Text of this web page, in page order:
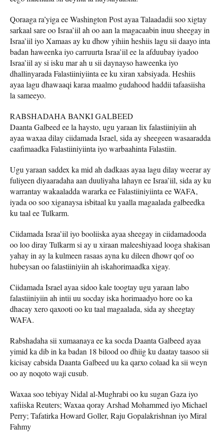
Qoraaga ra’yiga ee Washington Post ayaa Talaadadii soo xigtay
sarkaal sare oo Israa’iil ah oo aan la magacaabin inuu sheegay in
Israa’iil iyo Xamaas ay ku dhow yihiin heshiis lagu sii daayo inta
badan haweenka iyo carruurta Israa’iil ee la afduubay iyadoo
Israa’iil ay si isku mar ah u sii daynayso haweenka iyo
dhallinyarada Falastiiniyiinta ee ku xiran xabsiyada. Heshiis
ayaa lagu dhawaaqi karaa maalmo gudahood haddii tafaasiisha
la sameeyo.
RABSHADAHA BANKI GALBEED
Daanta Galbeed ee la haysto, ugu yaraan lix falastiiniyiin ah
ayaa waxaa dilay ciidamada Israel, sida ay sheegeen wasaaradda
caafimaadka Falastiiniyiinta iyo warbaahinta Falastiin.
Ugu yaraan saddex ka mid ah dadkaas ayaa lagu dilay weerar ay
fuliyeen diyaaradaha aan duuliyaha lahayn ee Israa’iil, sida ay ku
warrantay wakaaladda wararka ee Falastiiniyiinta ee WAFA,
iyada oo soo xiganaysa isbitaal ku yaalla magaalada galbeedka
ku taal ee Tulkarm.
Ciidamada Israa’iil iyo booliiska ayaa sheegay in ciidamadooda
oo loo diray Tulkarm si ay u xiraan maleeshiyaad looga shakisan
yahay in ay la kulmeen rasaas ayna ku dileen dhowr qof oo
hubeysan oo falastiiniyiin ah iskahorimaadka xigay.
Ciidamada Israel ayaa sidoo kale toogtay ugu yaraan labo
falastiiniyiin ah intii uu socday iska horimaadyo hore oo ka
dhacay xero qaxooti oo ku taal magaalada, sida ay sheegtay
WAFA.
Rabshadaha sii xumaanaya ee ka socda Daanta Galbeed ayaa
yimid ka dib in ka badan 18 bilood oo dhiig ku daatay taasoo sii
kicisay cabsida Daanta Galbeed uu ka qarxo colaad ka sii weyn
oo ay noqoto waji cusub.
Waxaa soo tebiyay Nidal al-Mughrabi oo ku sugan Gaza iyo
xafiiska Reuters; Waxaa qoray Arshad Mohammed iyo Michael
Perry; Tafatirka Howard Goller, Raju Gopalakrishnan iyo Miral
Fahmy